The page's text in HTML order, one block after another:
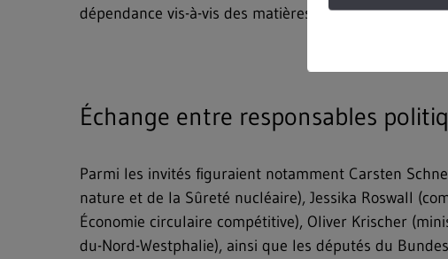
dépendance vis-à-vis des matières premières
Échange entre responsables
Parmi les invités figuraient notamment Carsten
nature et de la Sûreté nucléaire), Jessika Roswall
Économie circulaire compétitive), Oliver Krischer
du-Nord-Westphalie), ainsi que les députés du